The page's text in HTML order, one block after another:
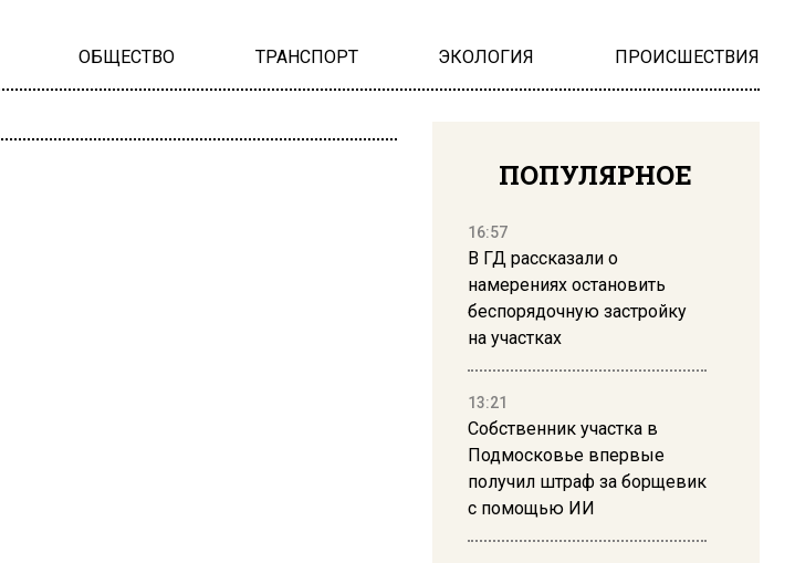
ОБЩЕСТВО ТРАНСПОРТ ЭКОЛОГИЯ ПРОИСШЕСТВИЯ
ПОПУЛЯРНОЕ
16:57
В ГД рассказали о
намерениях остановить
беспорядочную застройку
на участках
13:21
Собственник участка в
Подмосковье впервые
получил штраф за борщевик
с помощью ИИ